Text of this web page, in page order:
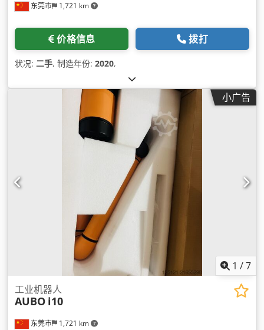
东莞市 1,721 km
价格信息 拨打
状况: 二手, 制造年份: 2020,
小广告
1 /7
东莞市 1,721 km
工业机器人
AUBO i10